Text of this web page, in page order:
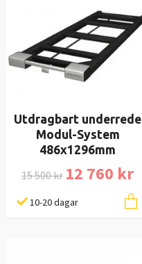
Utdragbart underrede
Modul-System
486x1296mm
15 500 kr 12 760 kr
10-20 dagar